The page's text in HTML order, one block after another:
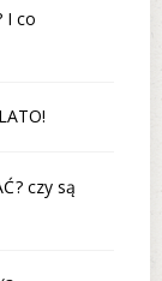
I co
czy są